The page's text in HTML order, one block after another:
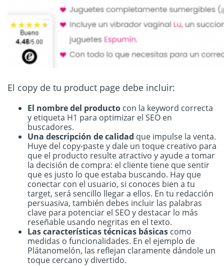
El copy de tu product page debe incluir:
El nombre del producto con la keyword correcta
y etiqueta H1 para optimizar el SEO en
buscadores.
Una descripción de calidad que impulse la venta.
Huye del copy-paste y dale un toque creativo para
que el producto resulte atractivo y ayude a tomar
la decisión de compra: el cliente tiene que sentir
que es justo lo que estaba buscando. Hay que
conectar con el usuario, si conoces bien a tu
target, será sencillo llegar a ellos. En tu redacción
persuasiva, también debes incluir las palabras
clave para potenciar el SEO y destacar lo más
reseñable usando negritas en el texto.
Las características técnicas básicas como
medidas o funcionalidades. En el ejemplo de
Plátanomelón, las reflejan claramente dándole un
toque cercano y divertido.